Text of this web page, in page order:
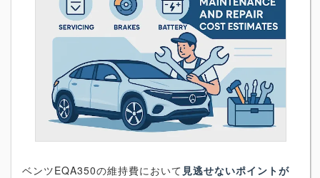
ベンツEQA350の維持費において 見逃せないポイントが